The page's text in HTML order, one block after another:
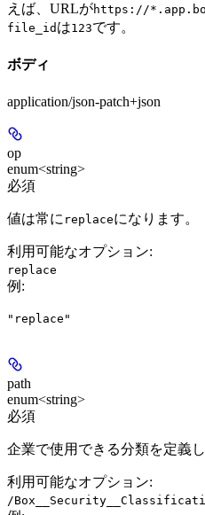
えば、URLがhttps://
file_id は123です。
ボディ
application/json-patch+json
op
enum<string>
必須
値は常に replaceになります。
利用可能なオプション:
replace
例 :
"replace"
path
enum<string>
必須
企業で使用できる分類を定義し
利用可能なオプション:
/